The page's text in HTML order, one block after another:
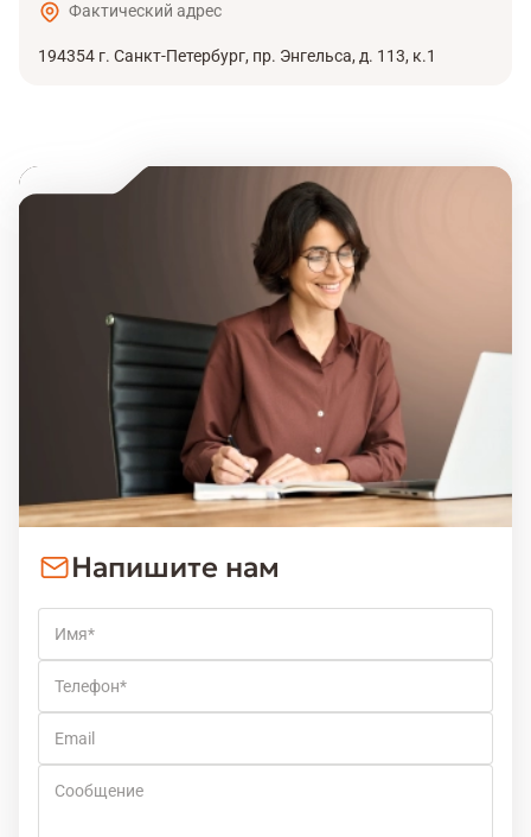
Фактический адрес
194354 г. Санкт-Петербург, пр. Энгельса, д. 113, к.1
Напишите нам
Имя
Телефон
Email
Сообщение